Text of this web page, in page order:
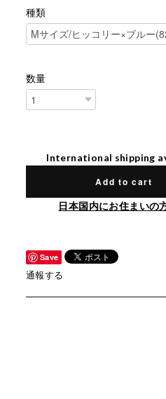
種類
数量
International shipping
Add to cart
日本国内にお住まいの
Save
通報する